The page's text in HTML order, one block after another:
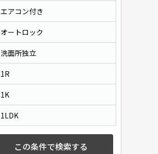
エアコン付き
オートロック
洗面所独立
1R
1K
1LDK
この条件で検索する